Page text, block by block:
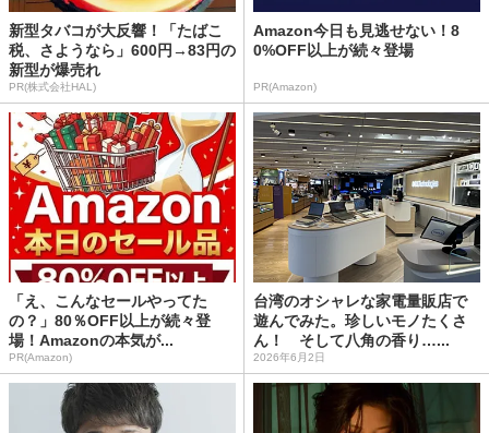
新型タバコが大反響！「たばこ
税、さようなら」600円→83円の
新型が爆売れ
PR(株式会社HAL)
Amazon今日も見逃せない！8
0%OFF以上が続々登場
PR(Amazon)
「え、こんなセールやってた
の？」80％OFF以上が続々登
場！Amazonの本気が...
PR(Amazon)
台湾のオシャレな家電量販店で
遊んでみた。珍しいモノたくさ
ん！ そして八角の香り…...
2026年6月2日